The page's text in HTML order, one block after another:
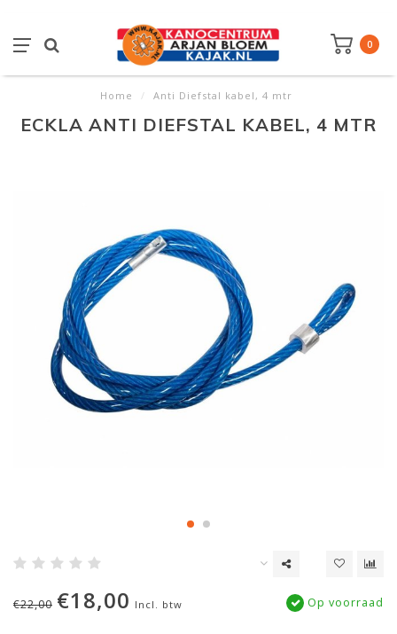
0
Home / Anti Diefstal kabel, 4 mtr
ECKLA ANTI DIEFSTAL KABEL, 4 MTR
€22,00 €18,00 Incl. btw Op voorraad